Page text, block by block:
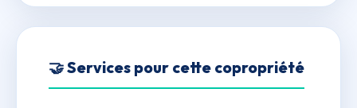
🤝 Services pour cette copropriété